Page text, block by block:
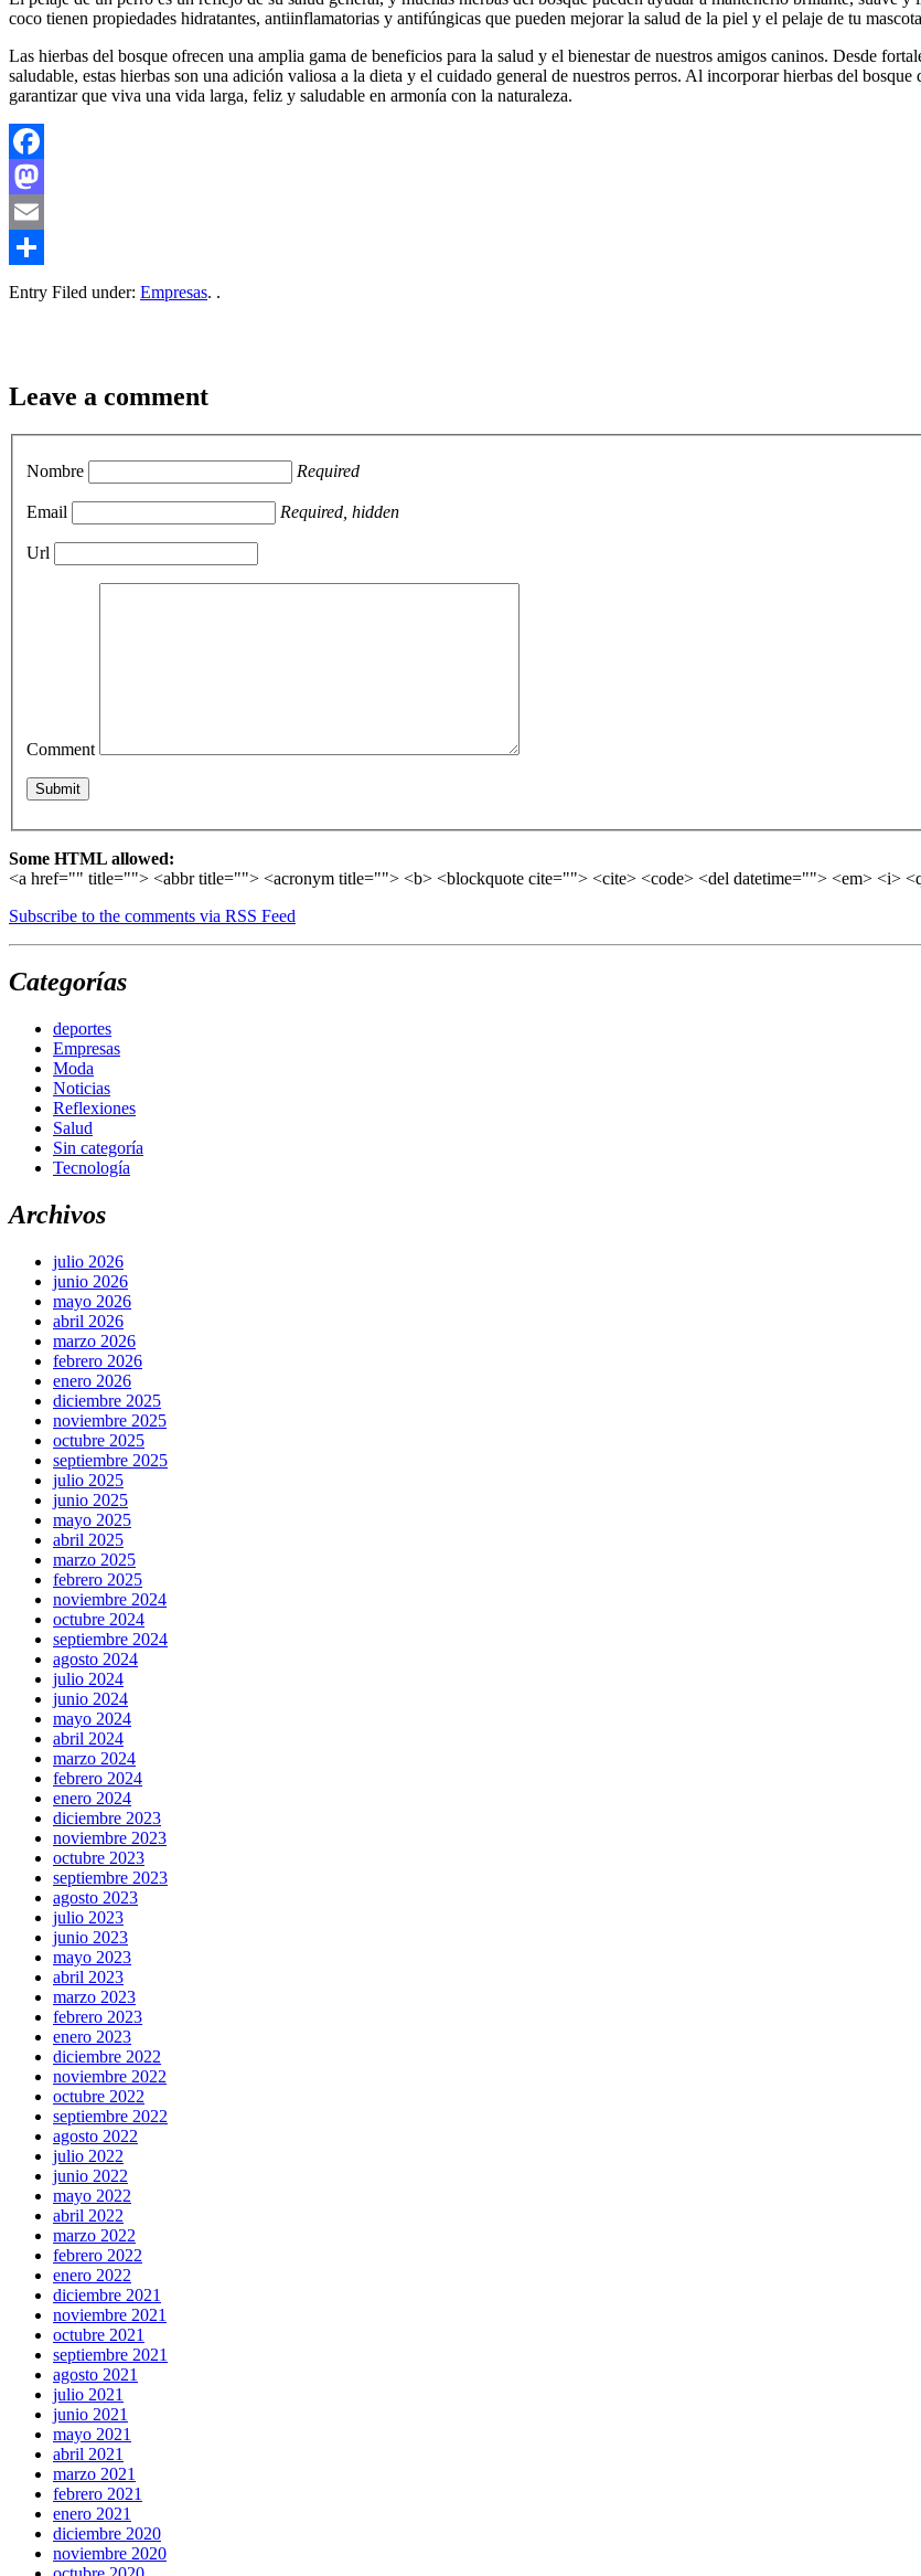
coco tienen propiedades hidratantes, antiinflamatorias y antifúngicas que pueden mejorar la salud de la piel y el pelaje de tu
Las hierbas del bosque ofrecen una amplia gama de beneficios para la salud y el bienestar de nuestros amigos caninos. Desde
saludable, estas hierbas son una adición valiosa a la dieta y el cuidado general de nuestros perros. Al incorporar hierbas del
garantizar que viva una vida larga, feliz y saludable en armonía con la naturaleza.
Facebook
Mastodon
Email
Compartir
Entry Filed under: Empresas. .
Leave a comment
Nombre Required
Email Required, hidden
Url
Comment
Some HTML allowed:
<a href="" title=""> <abbr title=""> <acronym title=""> <b> <blockquote cite=""> <cite> <code> <del datetime=""> <em> <i>
Subscribe to the comments via RSS Feed
Categorías
deportes
Empresas
Moda
Noticias
Reflexiones
Salud
Sin categoría
Tecnología
Archivos
julio 2026
junio 2026
mayo 2026
abril 2026
marzo 2026
febrero 2026
enero 2026
diciembre 2025
noviembre 2025
octubre 2025
septiembre 2025
julio 2025
junio 2025
mayo 2025
abril 2025
marzo 2025
febrero 2025
noviembre 2024
octubre 2024
septiembre 2024
agosto 2024
julio 2024
junio 2024
mayo 2024
abril 2024
marzo 2024
febrero 2024
enero 2024
diciembre 2023
noviembre 2023
octubre 2023
septiembre 2023
agosto 2023
julio 2023
junio 2023
mayo 2023
abril 2023
marzo 2023
febrero 2023
enero 2023
diciembre 2022
noviembre 2022
octubre 2022
septiembre 2022
agosto 2022
julio 2022
junio 2022
mayo 2022
abril 2022
marzo 2022
febrero 2022
enero 2022
diciembre 2021
noviembre 2021
octubre 2021
septiembre 2021
agosto 2021
julio 2021
junio 2021
mayo 2021
abril 2021
marzo 2021
febrero 2021
enero 2021
diciembre 2020
noviembre 2020